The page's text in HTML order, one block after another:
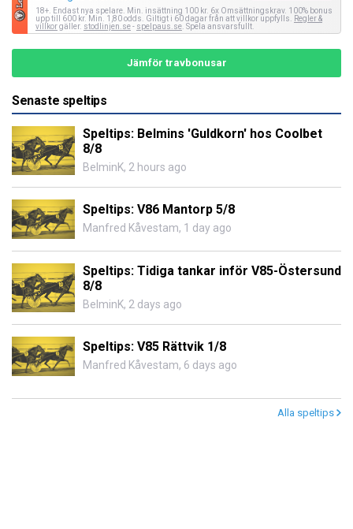
18+. Endast nya spelare. Min. insättning 100 kr. 6x Omsättningskrav. 100% bonus
upp till 600 kr. Min. 1,80 odds. Giltigt i 60 dagar från att villkor uppfylls.
Regler &
villkorgäller. stodlinjen.se- spelpaus.se . Spela ansvarsfullt.
Jämför travbonusar
Senaste speltips
Speltips: Belmins 'Guldkorn' hos Coolbet
8/8
BelminK, 2 hours ago
Speltips: V86 Mantorp 5/8
Manfred Kåvestam, 1 day ago
Speltips: Tidiga tankar inför V85-Östersund
8/8
BelminK, 2 days ago
Speltips: V85 Rättvik 1/8
Manfred Kåvestam, 6 days ago
Alla speltips